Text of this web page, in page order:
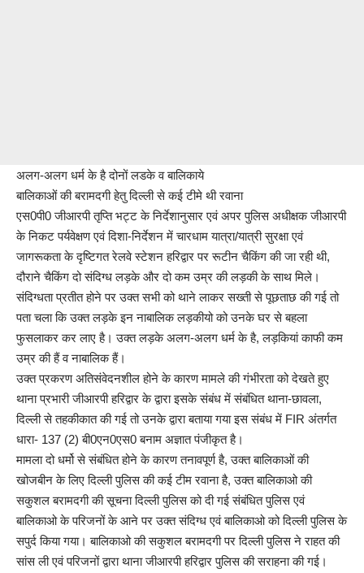
अलग-अलग धर्म के है दोनों लडके व बालिकाये
बालिकाओं की बरामदगी हेतु दिल्ली से कई टीमे थी रवाना
एस0पी0 जीआरपी तृप्ति भट्ट के निर्देशानुसार एवं अपर पुलिस अधीक्षक जीआरपी
के निकट पर्यवेक्षण एवं दिशा-निर्देशन में चारधाम यात्रा/यात्री सुरक्षा एवं
जागरूकता के दृष्टिगत रेलवे स्टेशन हरिद्वार पर रूटीन चैकिंग की जा रही थी,
दौराने चैकिंग दो संदिग्ध लड़के और दो कम उम्र की लड़की के साथ मिले।
संदिग्धता प्रतीत होने पर उक्त सभी को थाने लाकर सख्ती से पूछताछ की गई तो
पता चला कि उक्त लड़के इन नाबालिक लड़कीयो को उनके घर से बहला
फुसलाकर कर लाए है। उक्त लड़के अलग-अलग धर्म के है, लड़कियां काफी कम
उम्र की हैं व नाबालिक हैं।
उक्त प्रकरण अतिसंवेदनशील होने के कारण मामले की गंभीरता को देखते हुए
थाना प्रभारी जीआरपी हरिद्वार के द्वारा इसके संबंध में संबंधित थाना-छावला,
दिल्ली से तहकीकात की गई तो उनके द्वारा बताया गया इस संबंध में FIR अंतर्गत
धारा- 137 (2) बी0एन0एस0 बनाम अज्ञात पंजीकृत है।
मामला दो धर्मो से संबंधित होने के कारण तनावपूर्ण है, उक्त बालिकाओं की
खोजबीन के लिए दिल्ली पुलिस की कई टीम रवाना है, उक्त बालिकाओ की
सकुशल बरामदगी की सूचना दिल्ली पुलिस को दी गई संबंधित पुलिस एवं
बालिकाओ के परिजनों के आने पर उक्त संदिग्ध एवं बालिकाओ को दिल्ली पुलिस के
सपुर्द किया गया। बालिकाओ की सकुशल बरामदगी पर दिल्ली पुलिस ने राहत की
सांस ली एवं परिजनों द्वारा थाना जीआरपी हरिद्वार पुलिस की सराहना की गई।